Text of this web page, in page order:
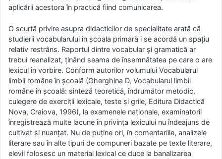
aplicării acestora în practică fiind comunicarea.
O scurtă privire asupra didacticilor de specialitate arată că
studierii vocabularului în școala primară i se acordă un spațiu
relativ restrâns. Raportul dintre vocabular și gramatică ar
trebui reanalizat, ținând seama de însemnătatea pe care o are
lexicul în vorbire. Conform autorilor volumului Vocabularul
limbii române în școală (Gherghina D, Vocabularul limbii
române în școală: sinteză teoretică, îndrumător metodic,
culegere de exerciții lexicale, teste și grile, Editura Didactică
Nova, Craiova, 1996), la examenele naționale, examinatorii
înregistrează multe lacune în privința lexicului nu îndeajuns de
cultivat și nuanțat. Nu de puține ori, în comentariile, analizele
literare sau în alte tipuri de compuneri bazate pe texte literare,
elevii folosesc un material lexical ce duce la banalizarea